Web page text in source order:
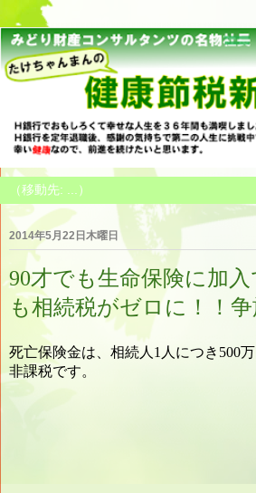
2014年5月22日木曜日
90才でも生命保険に加
も相続税がゼロに！！争
死亡保険金は、相続人1人につき 500
非課税です。